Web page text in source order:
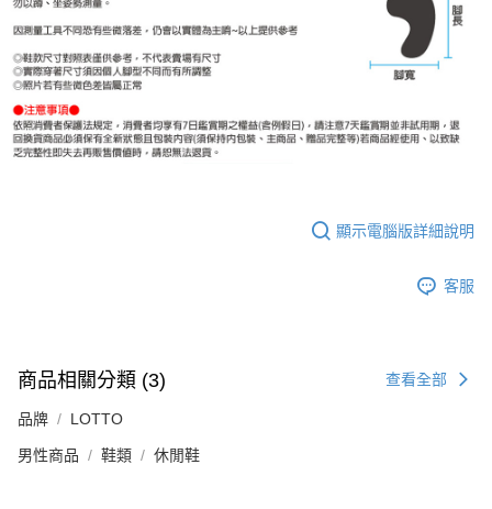
顯示電腦版詳細說明
客服
商品相關分類 (3) 查看全部
品牌 LOTTO
男性商品 鞋類 休閒鞋